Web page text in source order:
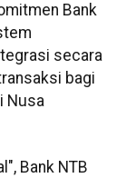
Bank
secara
bagi
Nusa
Bank NTB